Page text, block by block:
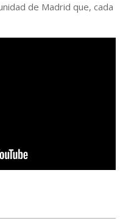
de Madrid que, cada